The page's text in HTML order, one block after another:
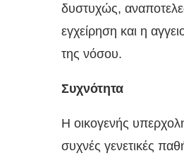
δυστυχώς,
εγχείρηση και η
της νόσου.
Συχνότητα
Η οικογενής
συχνές γενετικές